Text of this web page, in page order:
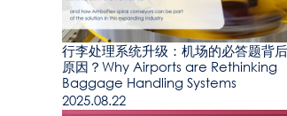
行李处理系统升级：机场的必答题背
原因？Why Airports are Rethinking
Baggage Handling Systems
2025.08.22